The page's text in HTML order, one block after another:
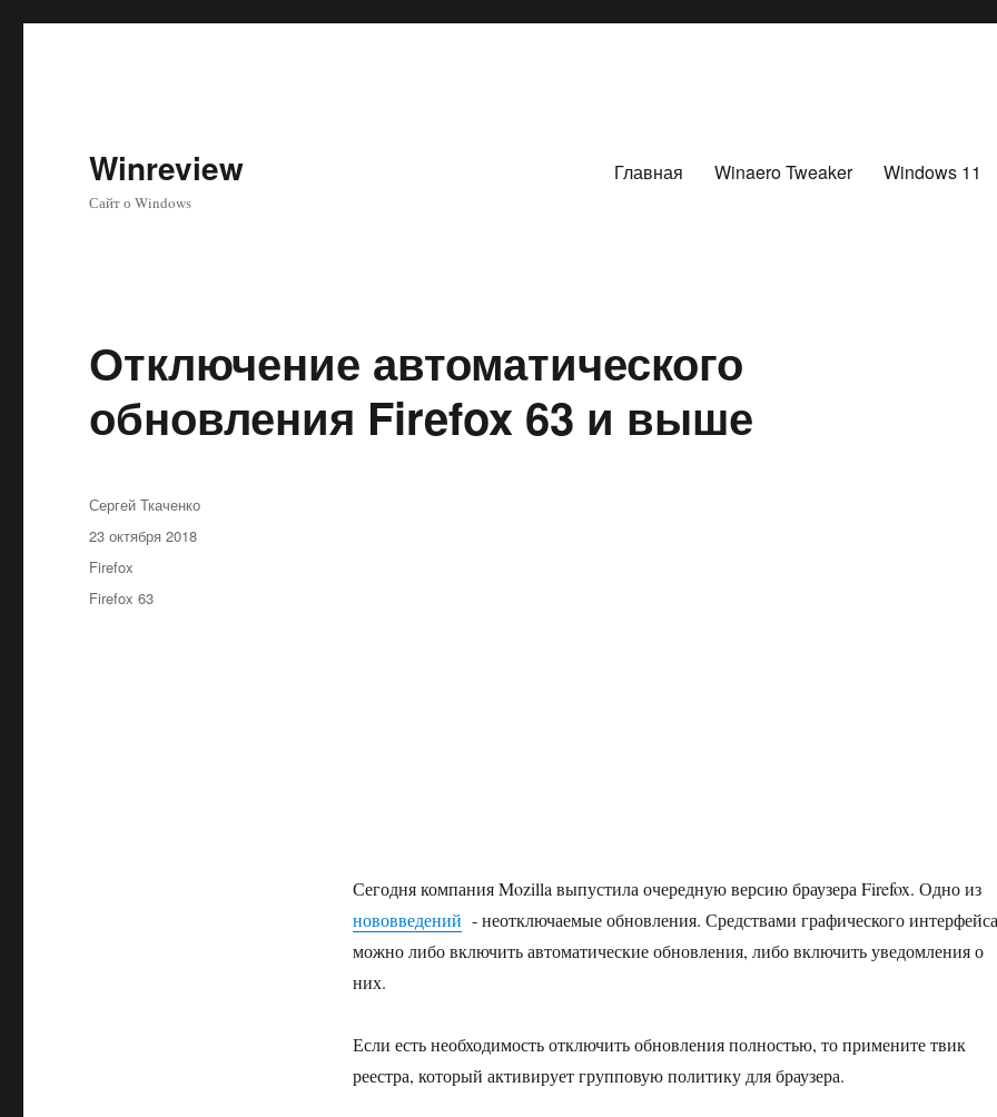
Winreview
Сайт о Windows
Главная Winaero Tweaker Windows 11
Отключение автоматического
обновления Firefox 63 и выше
Сегодня компания Mozilla выпустила очередную версию браузера Firefox. Одно из
нововведений - неотключаемые обновления. Средствами графического интерфейса
можно либо включить автоматические обновления, либо включить уведомления о
них.
Если есть необходимость отключить обновления полностью, то примените твик
реестра, который активирует групповую политику для браузера.
Автор
Сергей Ткаченко
Опубликовано
23 октября 2018
Рубрики
Firefox
Метки
Firefox 63